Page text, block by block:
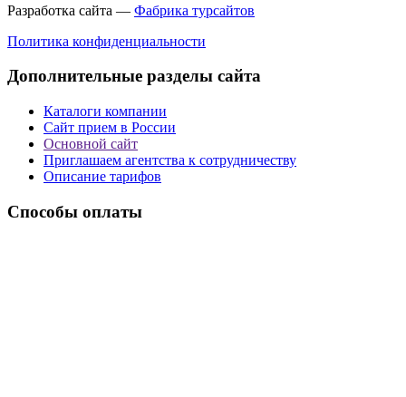
Разработка сайта — Фабрика турсайтов
Политика конфиденциальности
Дополнительные разделы сайта
Каталоги компании
Сайт прием в России
Основной сайт
Приглашаем агентства к сотрудничеству
Описание тарифов
Способы оплаты